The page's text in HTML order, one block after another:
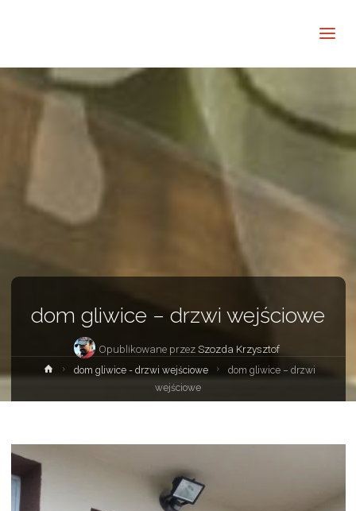
dom gliwice – drzwi wejściowe
Opublikowane przezSzozda Krzysztof
Stronadom gliwice - drzwi wejściowe
dom gliwice – drzwi
wejściowe